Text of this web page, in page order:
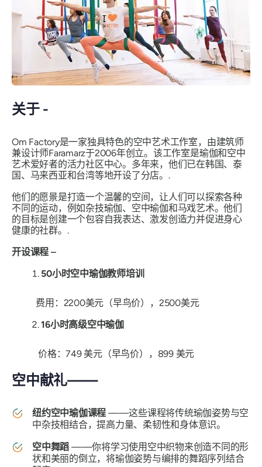
关于 -
Om Factory是一家独具特色的空中艺术工作室，由建筑师
兼设计师Faramarz于2006年创立。该工作室是瑜伽和空中
艺术爱好者的活力社区中心。多年来，他们已在韩国、泰
国、马来西亚和台湾等地开设了分店。.
他们的愿景是打造一个温馨的空间，让人们可以探索各种
不同的运动，例如杂技瑜伽、空中瑜伽和马戏艺术。他们
的目标是创建一个包容自我表达、激发创造力并促进身心
健康的社群。.
开设课程 –
50小时空中瑜伽教师培训
费用：2200美元（早鸟价），2500美元
16小时高级空中瑜伽
价格：749 美元（早鸟价），899 美元
空中献礼——
纽约空中瑜伽课程 ——这些课程将传统瑜伽姿势与空
中杂技相结合，提高力量、柔韧性和身体意识。
空中舞蹈 ——你将学习使用空中织物来创造不同的形
状和美丽的倒立，将瑜伽姿势与编排的舞蹈序列结合